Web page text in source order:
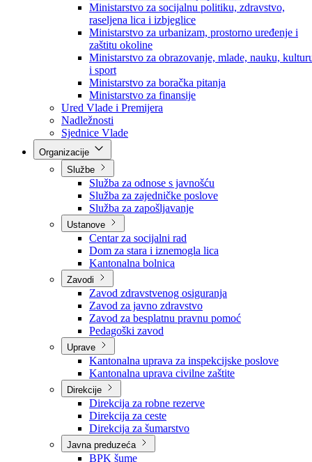
Ministarstvo za privredu
Ministarstvo za pravosuđe, upravu i radne odnose
Ministarstvo za unutrašnje poslove
Ministarstvo za socijalnu politiku, zdravstvo,
raseljena lica i izbjeglice
Ministarstvo za urbanizam, prostorno uređenje i
zaštitu okoline
Ministarstvo za obrazovanje, mlade, nauku,
i sport
Ministarstvo za boračka pitanja
Ministarstvo za finansije
Ured Vlade i Premijera
Nadležnosti
Sjednice Vlade
Službe
Služba za odnose s javnošću
Služba za zajedničke poslove
Služba za zapošljavanje
Ustanove
Centar za socijalni rad
Dom za stara i iznemogla lica
Kantonalna bolnica
Zavodi
Zavod zdravstvenog osiguranja
Zavod za javno zdravstvo
Zavod za besplatnu pravnu pomoć
Pedagoški zavod
Uprave
Kantonalna uprava za inspekcijske poslove
Kantonalna uprava civilne zaštite
Direkcije
Direkcija za robne rezerve
Direkcija za ceste